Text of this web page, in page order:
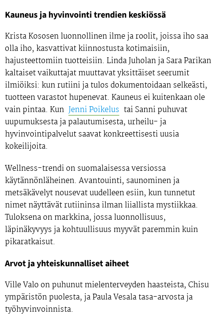
Kauneus ja hyvinvointi trendien keskiössä
Krista Kososen luonnollinen ilme ja roolit, joissa iho saa
olla iho, kasvattivat kiinnostusta kotimaisiin,
hajusteettomiin tuotteisiin. Linda Juholan ja Sara Parikan
kaltaiset vaikuttajat muuttavat yksittäiset seerumit
ilmiöiksi: kun rutiini ja tulos dokumentoidaan selkeästi,
tuotteen varastot hupenevat. Kauneus ei kuitenkaan ole
vain pintaa. Kun Jenni Poikelus tai Sanni puhuvat
uupumuksesta ja palautumisesta, urheilu- ja
hyvinvointipalvelut saavat konkreettisesti uusia
kokeilijoita.
Wellness-trendi on suomalaisessa versiossa
käytännönläheinen. Avantouinti, saunominen ja
metsäkävelyt nousevat uudelleen esiin, kun tunnetut
nimet näyttävät rutiininsa ilman liiallista mystiikkaa.
Tuloksena on markkina, jossa luonnollisuus,
läpinäkyvyys ja kohtuullisuus myyvät paremmin kuin
pikaratkaisut.
Arvot ja yhteiskunnalliset aiheet
Ville Valo on puhunut mielenterveyden haasteista, Chisu
ympäristön puolesta, ja Paula Vesala tasa-arvosta ja
työhyvinvoinnista.